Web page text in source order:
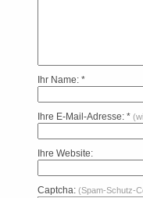
Ihr Name: *
Ihre E-Mail-Adresse: *
Ihre Website:
Captcha: (Spam-Schutz-